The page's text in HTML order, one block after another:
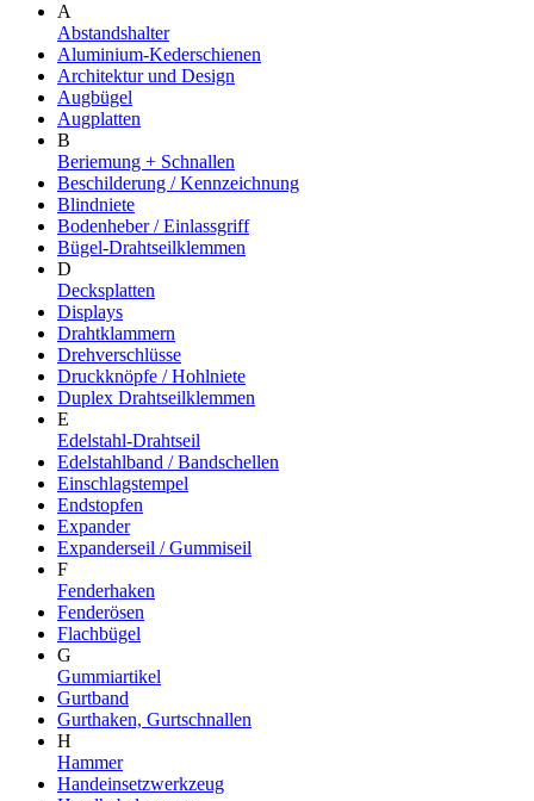
A
Abstandshalter
Aluminium-Kederschienen
Architektur und Design
Augbügel
Augplatten
B
Beriemung + Schnallen
Beschilderung / Kennzeichnung
Blindniete
Bodenheber / Einlassgriff
Bügel-Drahtseilklemmen
D
Decksplatten
Displays
Drahtklammern
Drehverschlüsse
Druckknöpfe / Hohlniete
Duplex Drahtseilklemmen
E
Edelstahl-Drahtseil
Edelstahlband / Bandschellen
Einschlagstempel
Endstopfen
Expander
Expanderseil / Gummiseil
F
Fenderhaken
Fenderösen
Flachbügel
G
Gummiartikel
Gurtband
Gurthaken, Gurtschnallen
H
Hammer
Handeinsetzwerkzeug